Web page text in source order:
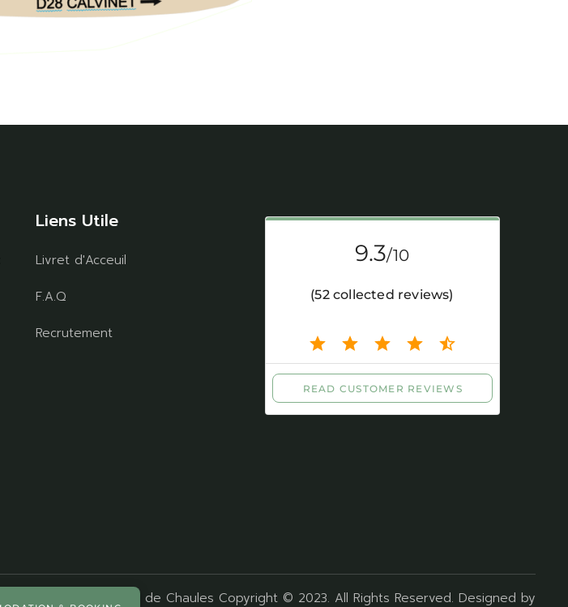
Liens Utile
Livret d'Acceuil
F.A.Q
Recrutement
Camping Moulin de Chaules Copyright © 2023. All Rights Reserved. Designed by